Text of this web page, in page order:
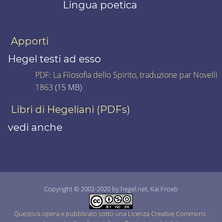
Lingua poetica
Apporti
Hegel testi ad esso
PDF: La Filosofia dello Spirito, traduzione par Novelli
1863 (15 MB)
Libri di Hegeliani (PDFs)
vedi anche
Copyright © 2002-2020 by hegel.net, Kai Froeb
Questo/a opera e pubblicato sotto una Licenza Creative Commons .